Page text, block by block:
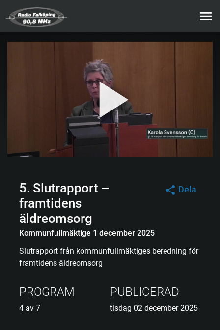
Dela
5. Slutrapport –
framtidens
äldreomsorg
Kommunfullmäktige 1 december 2025
Slutrapport från kommunfullmäktiges beredning för
framtidens äldreomsorg
PROGRAM
4 av 7
PUBLICERAD
tisdag 02 december 2025